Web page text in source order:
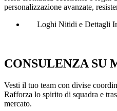
personalizzazione avanzate,
Loghi Nitidi e Dettagli
CONSULENZA SU
Vesti il tuo team con divise
Rafforza lo spirito di squadra e
mercato.